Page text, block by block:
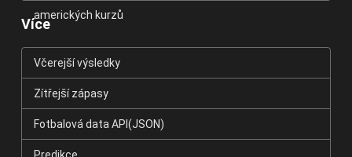
amerických kurzů
Více
Včerejší výsledky
Zítřejší zápasy
Fotbalová data API(JSON)